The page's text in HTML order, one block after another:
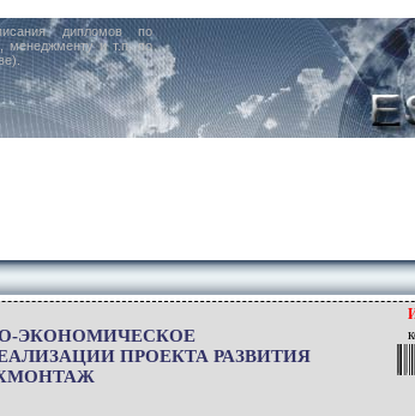
дипломов по
менеджменту и т.п. по
ЭКОНОМИЧЕСКОЕ
ПРОЕКТА РАЗВИТИЯ